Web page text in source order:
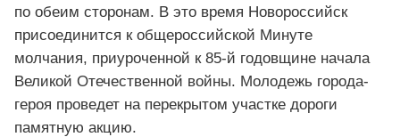
по обеим сторонам. В это время Новороссийск
присоединится к общероссийской Минуте
молчания, приуроченной к 85-й годовщине начала
Великой Отечественной войны. Молодежь города-
героя проведет на перекрытом участке дороги
памятную акцию.